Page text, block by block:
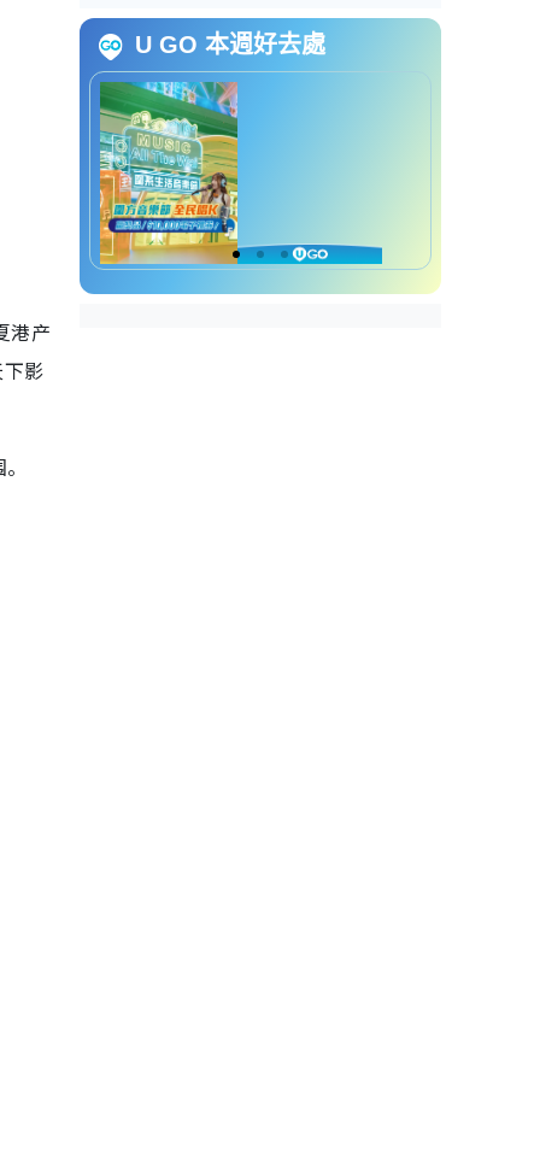
港产
影
浪花男女电影｜预告片抢先看
浪花男女电影｜影院购票详情
U GO 本週好去處